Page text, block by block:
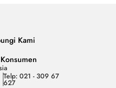
Kami
Telp: 021 - 309 67
627